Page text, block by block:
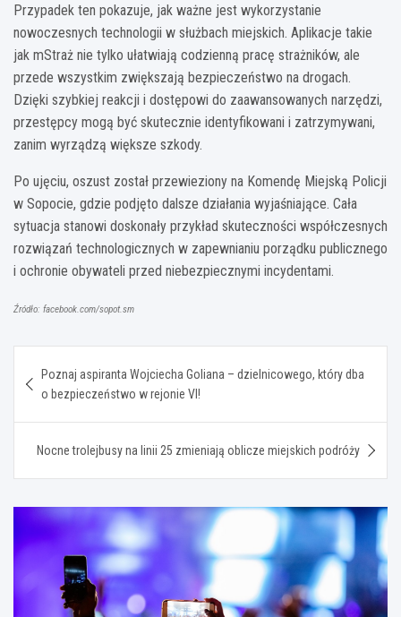
Przypadek ten pokazuje, jak ważne jest wykorzystanie
nowoczesnych technologii w służbach miejskich. Aplikacje takie
jak mStraż nie tylko ułatwiają codzienną pracę strażników, ale
przede wszystkim zwiększają bezpieczeństwo na drogach.
Dzięki szybkiej reakcji i dostępowi do zaawansowanych narzędzi,
przestępcy mogą być skutecznie identyfikowani i zatrzymywani,
zanim wyrządzą większe szkody.
Po ujęciu, oszust został przewieziony na Komendę Miejską Policji
w Sopocie, gdzie podjęto dalsze działania wyjaśniające. Cała
sytuacja stanowi doskonały przykład skuteczności współczesnych
rozwiązań technologicznych w zapewnianiu porządku publicznego
i ochronie obywateli przed niebezpiecznymi incydentami.
Źródło: facebook.com/sopot.sm
wpisu
Poznaj aspiranta Wojciecha Goliana – dzielnicowego, który dba
o bezpieczeństwo w rejonie VI!
Nocne trolejbusy na linii 25 zmieniają oblicze miejskich podróży